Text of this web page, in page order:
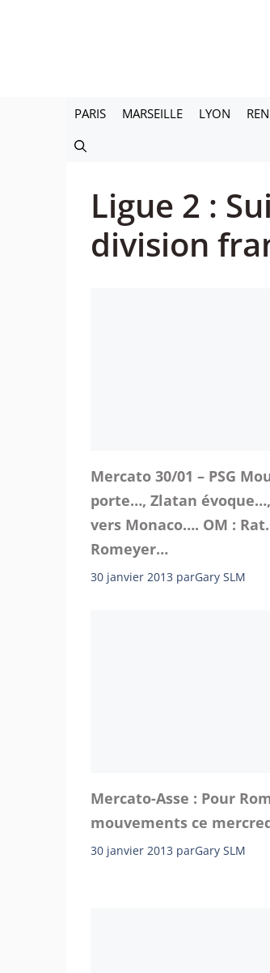
PARIS MARSEILLE LYON
Ligue 2 :
division
Mercato 30/01 – PSG
porte…, Zlatan
vers Monaco…. OM :
Romeyer…
30 janvier 2013 parGary SLM
Mercato-Asse : Pour
mouvements ce
30 janvier 2013 parGary SLM